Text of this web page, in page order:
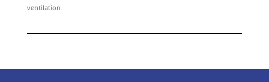
ventilation